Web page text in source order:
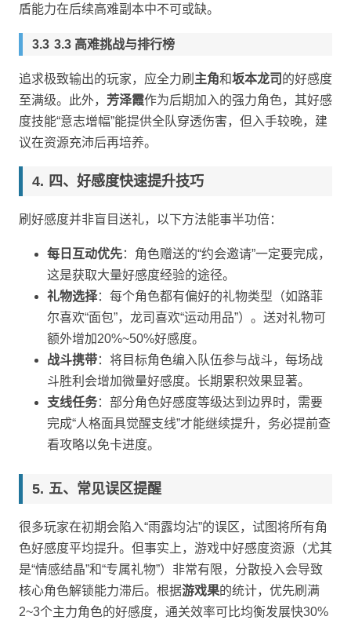
盾能力在后续高难副本中不可或缺。
3.3 高难挑战与排行榜
追求极致输出的玩家，应全力刷 主角和坂本龙司 的好感度
至满级。此外， 芳泽霞作为后期加入的强力角色，其好感
度技能“意志增幅”能提供全队穿透伤害，但入手较晚，建
议在资源充沛后再培养。
四、好感度快速提升技巧
刷好感度并非盲目送礼，以下方法能事半功倍：
每日互动优先：角色赠送的“约会邀请”一定要完成，
这是获取大量好感度经验的途径。
礼物选择：每个角色都有偏好的礼物类型（如路菲
尔喜欢“面包”，龙司喜欢“运动用品”）。送对礼物可
额外增加20%~50%好感度。
战斗携带：将目标角色编入队伍参与战斗，每场战
斗胜利会增加微量好感度。长期累积效果显著。
支线任务：部分角色好感度等级达到边界时，需要
完成“人格面具觉醒支线”才能继续提升，务必提前查
看攻略以免卡进度。
五、常见误区提醒
很多玩家在初期会陷入“雨露均沾”的误区，试图将所有角
色好感度平均提升。但事实上，游戏中好感度资源（尤其
是“情感结晶”和“专属礼物”）非常有限，分散投入会导致
核心角色解锁能力滞后。根据游戏果的统计，优先刷满
2~3个主力角色的好感度，通关效率可比均衡发展快30%